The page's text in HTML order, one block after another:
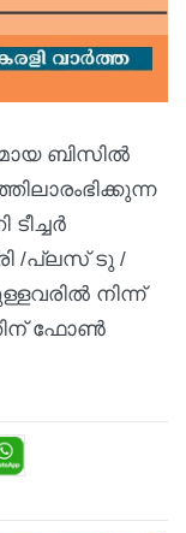
ബിസിൽ
/പ്ലസ് ടു /
നിന്ന്
ഫോൺ